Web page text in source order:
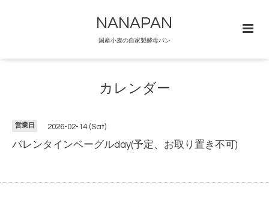
NANAPAN
国産小麦の自家製酵母パン
カレンダー
営業日 2026-02-14 (Sat)
バレンタインベーグルday(予定、お取り置き不可)